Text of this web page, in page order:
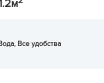
Все удобства